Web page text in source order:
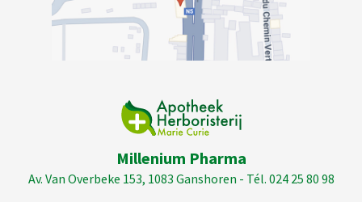
Millenium Pharma
Av. Van Overbeke 153, 1083 Ganshoren - Tél. 024 25 80 98